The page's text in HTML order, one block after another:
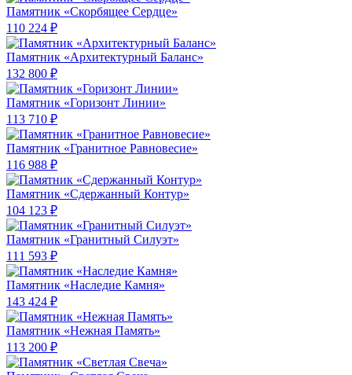
Памятник «Скорбящее Сердце»
110 224 ₽
Памятник «Архитектурный Баланс»
132 800 ₽
Памятник «Горизонт Линии»
113 710 ₽
Памятник «Гранитное Равновесие»
116 988 ₽
Памятник «Сдержанный Контур»
104 123 ₽
Памятник «Гранитный Силуэт»
111 593 ₽
Памятник «Наследие Камня»
143 424 ₽
Памятник «Нежная Память»
113 200 ₽